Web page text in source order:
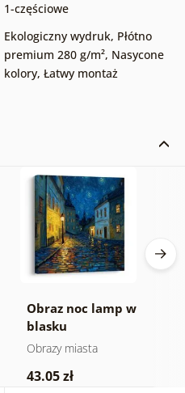
1-częściowe
Ekologiczny wydruk, Płótno
premium 280 g/m², Nasycone
kolory, Łatwy montaż
Obraz noc lamp w
blasku
Obrazy miasta
43.05 zł